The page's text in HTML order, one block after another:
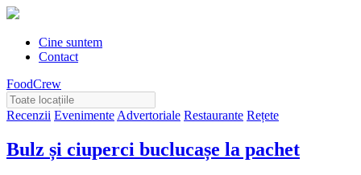
Cine suntem
Contact
FoodCrew
Recenzii Evenimente Advertoriale Restaurante Rețete
Bulz și ciuperci buclucașe la pachet